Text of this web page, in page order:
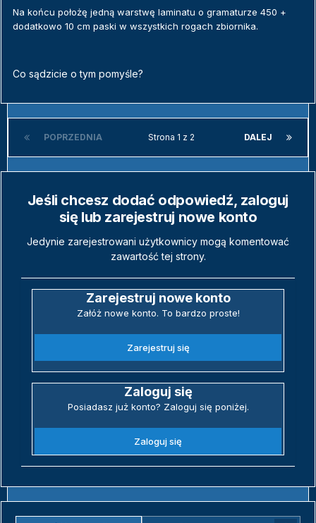
Na końcu położę jedną warstwę laminatu o gramaturze 450 +
dodatkowo 10 cm paski w wszystkich rogach zbiornika.
Co sądzicie o tym pomyśle?
POPRZEDNIA DALEJ
Strona 1 z 2
Jeśli chcesz dodać odpowiedź, zaloguj
się lub zarejestruj nowe konto
Jedynie zarejestrowani użytkownicy mogą komentować
zawartość tej strony.
Zarejestruj nowe konto
Załóż nowe konto. To bardzo proste!
Zarejestruj się
Zaloguj się
Posiadasz już konto? Zaloguj się poniżej.
Zaloguj się